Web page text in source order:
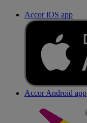
Accor iOS app
Accor Android app